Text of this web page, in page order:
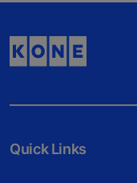
Quick Links